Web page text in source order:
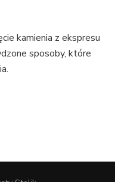
kamienia z ekspresu
sposoby, które